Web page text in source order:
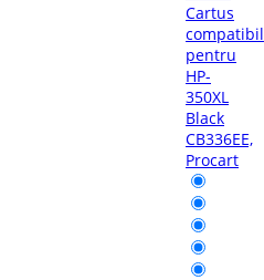
Cartus
compatibil
pentru
HP-
350XL
Black
CB336EE,
Procart